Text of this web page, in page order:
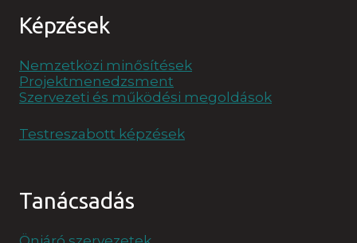
Képzések
Nemzetközi minősítések
Projektmenedzsment
Szervezeti és működési megoldások
Testreszabott képzések
Tanácsadás